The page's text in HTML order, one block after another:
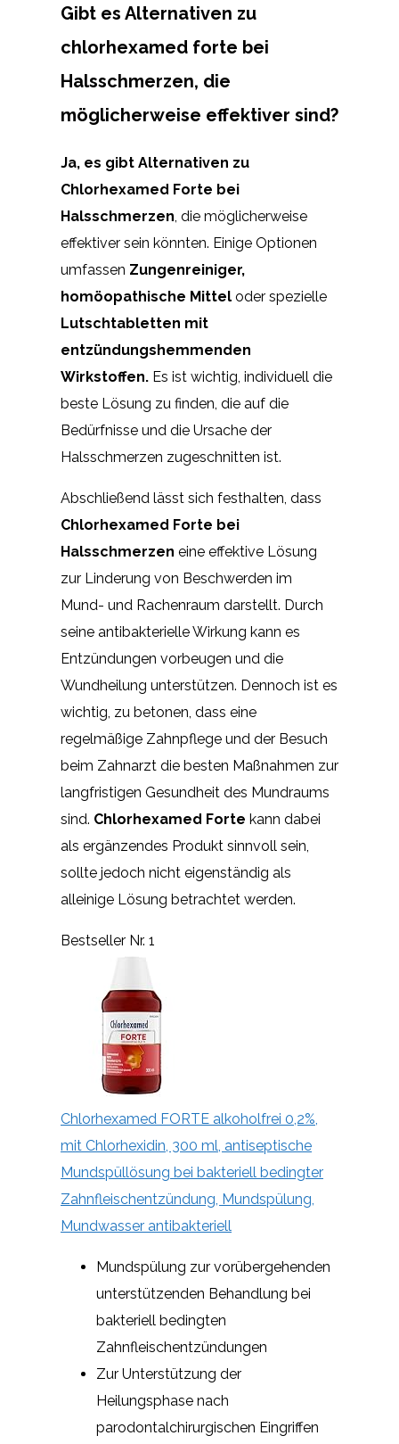
Gibt es Alternativen zu
chlorhexamed forte bei
Halsschmerzen, die
möglicherweise effektiver sind?
Ja, es gibt Alternativen zu
Chlorhexamed Forte bei
Halsschmerzen, die möglicherweise
effektiver sein könnten. Einige Optionen
umfassen Zungenreiniger,
homöopathische Mittel oder spezielle
Lutschtabletten mit
entzündungshemmenden
Wirkstoffen. Es ist wichtig, individuell die
beste Lösung zu finden, die auf die
Bedürfnisse und die Ursache der
Halsschmerzen zugeschnitten ist.
Abschließend lässt sich festhalten, dass
Chlorhexamed Forte bei
Halsschmerzen eine effektive Lösung
zur Linderung von Beschwerden im
Mund- und Rachenraum darstellt. Durch
seine antibakterielle Wirkung kann es
Entzündungen vorbeugen und die
Wundheilung unterstützen. Dennoch ist es
wichtig, zu betonen, dass eine
regelmäßige Zahnpflege und der Besuch
beim Zahnarzt die besten Maßnahmen zur
langfristigen Gesundheit des Mundraums
sind. Chlorhexamed Forte kann dabei
als ergänzendes Produkt sinnvoll sein,
sollte jedoch nicht eigenständig als
alleinige Lösung betrachtet werden.
Bestseller Nr. 1
Chlorhexamed FORTE alkoholfrei 0,2%,
mit Chlorhexidin, 300 ml, antiseptische
Mundspüllösung bei bakteriell bedingter
Zahnfleischentzündung, Mundspülung,
Mundwasser antibakteriell
Mundspülung zur vorübergehenden
unterstützenden Behandlung bei
bakteriell bedingten
Zahnfleischentzündungen
Zur Unterstützung der
Heilungsphase nach
parodontalchirurgischen Eingriffen